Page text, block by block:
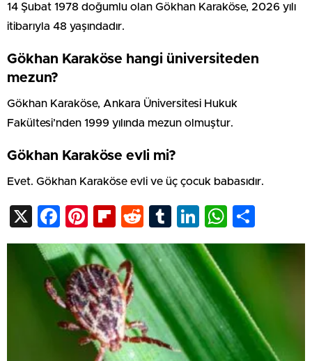
14 Şubat 1978 doğumlu olan Gökhan Karaköse, 2026 yılı
itibarıyla 48 yaşındadır.
Gökhan Karaköse hangi üniversiteden
mezun?
Gökhan Karaköse, Ankara Üniversitesi Hukuk
Fakültesi’nden 1999 yılında mezun olmuştur.
Gökhan Karaköse evli mi?
Evet. Gökhan Karaköse evli ve üç çocuk babasıdır.
X Facebook
Pinterest
Flipboard
RedditTumblr
LinkedIn